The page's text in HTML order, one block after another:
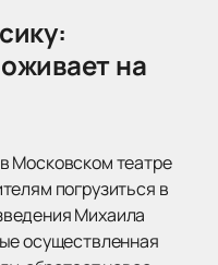
на
Московском театре
погрузиться в
Михаила
осуществленная